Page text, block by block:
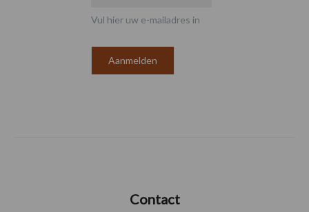
Vul hier uw e-mailadres in
Contact